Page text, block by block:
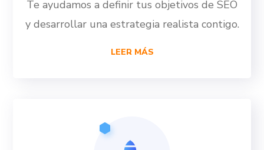
Te ayudamos a definir tus objetivos de SEO
y desarrollar una estrategia realista contigo.
LEER MÁS